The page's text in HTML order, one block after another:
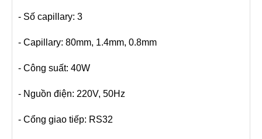
- Số capillary: 3
- Capillary: 80mm, 1.4mm, 0.8mm
- Công suất: 40W
- Nguồn điện: 220V, 50Hz
- Cổng giao tiếp: RS32